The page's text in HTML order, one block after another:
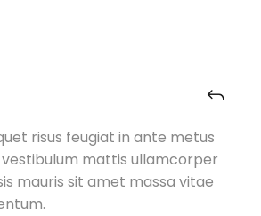
risus feugiat in ante metus
mattis ullamcorper
mauris sit amet massa vitae